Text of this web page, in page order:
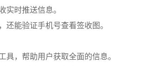
实时推送信息。
还能验证手机号查看签收图。
具，帮助用户获取全面的信息。